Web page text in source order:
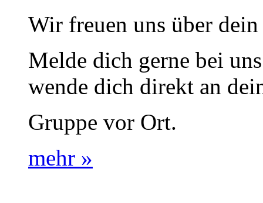
Wir freuen uns über dein
Melde dich gerne bei
wende dich direkt an
Gruppe vor Ort.
mehr »